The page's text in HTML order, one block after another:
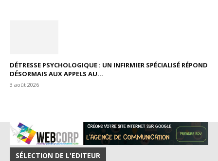
DÉTRESSE PSYCHOLOGIQUE : UN INFIRMIER SPÉCIALISÉ RÉPOND
DÉSORMAIS AUX APPELS AU...
3 août 2026
SÉLECTION DE L'EDITEUR